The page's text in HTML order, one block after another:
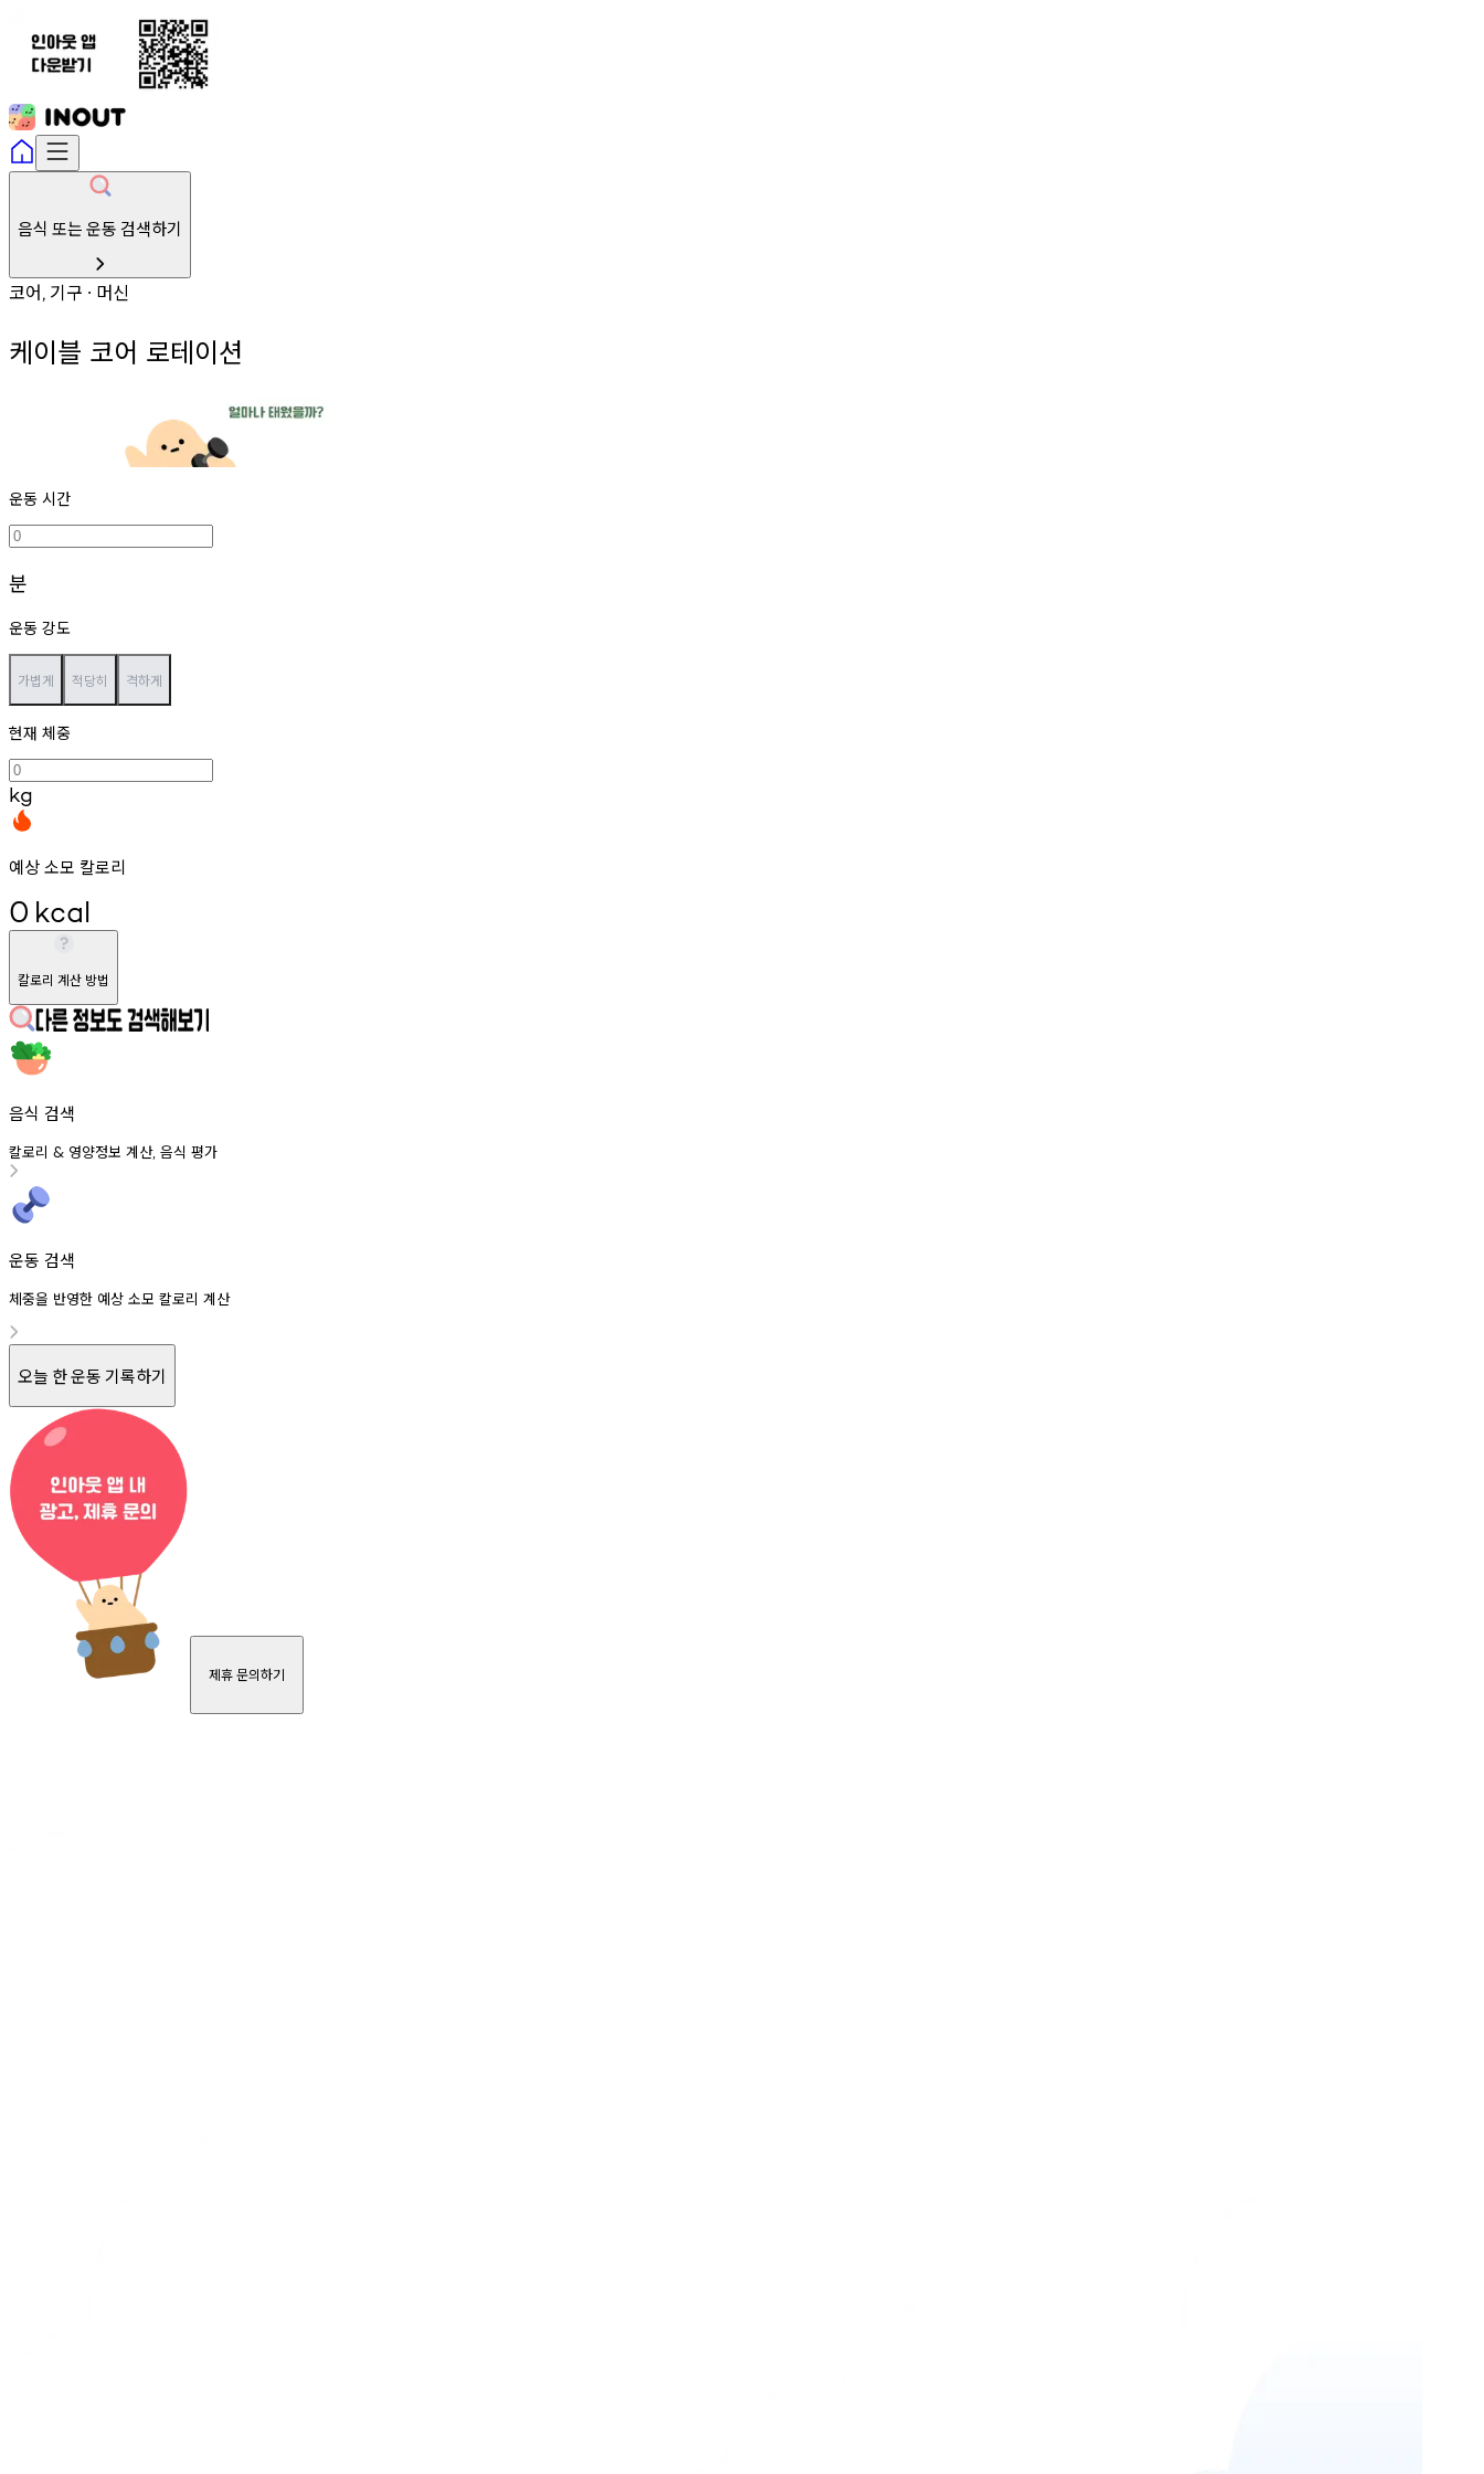
음식 또는 운동 검색하기
코어, 기구 ∙ 머신
케이블 코어 로테이션
운동 시간
분
운동 강도
가볍게 적당히 격하게
현재 체중
kg
예상 소모 칼로리
0 kcal
칼로리 계산 방법
음식 검색
칼로리 & 영양정보 계산, 음식 평가
운동 검색
체중을 반영한 예상 소모 칼로리 계산
오늘 한 운동 기록하기
제휴 문의하기